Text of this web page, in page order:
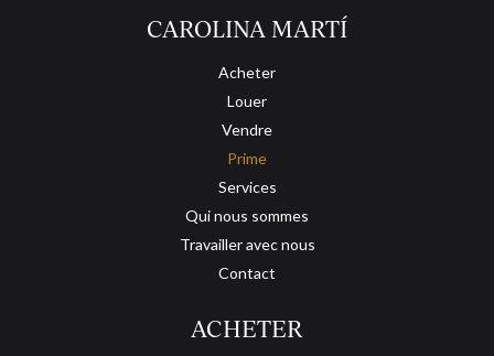
CAROLINA MARTÍ
Acheter
Louer
Vendre
Prime
Services
Qui nous sommes
Travailler avec nous
Contact
ACHETER